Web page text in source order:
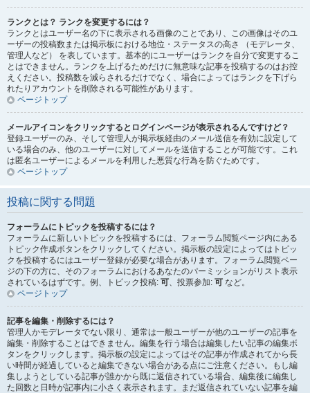
ランクとは？ ランクを変更するには？
ランクとはユーザー名の下に表示される画像のことであり、この画像はそのユ
ーザーの投稿数または掲示板における地位・ステータスの高さ （モデレータ、
管理人など） を表しています。基本的にユーザーはランクを自分で変更するこ
とはできません。ランクを上げるためだけに無意味な記事を投稿するのはお控
えください。投稿数を減らされるだけでなく、場合によってはランクを下げら
れたりアカウントを削除される可能性があります。
ページトップ
メールアイコンをクリックするとログインページが表示されるんですけど？
登録ユーザーのみ、そして管理人が掲示板経由のメール送信を有効に設定して
いる場合のみ、他のユーザーに対してメールを送信することが可能です。これ
は匿名ユーザーによるメールを利用した悪質な行為を防ぐためです。
ページトップ
投稿に関する問題
フォーラムにトピックを投稿するには？
フォーラムに新しいトピックを投稿するには、フォーラム閲覧ページ内にある
トピック作成ボタンをクリックしてください。掲示板の設定によってはトピッ
クを投稿するにはユーザー登録が必要な場合があります。フォーラム閲覧ペー
ジの下の方に、そのフォーラムにおけるあなたのパーミッションがリスト表示
されているはずです。例、トピック投稿: 可、投票参加: 可 など。
ページトップ
記事を編集・削除するには？
管理人かモデレータでない限り、通常は一般ユーザーが他のユーザーの記事を
編集・削除することはできません。編集を行う場合は編集したい記事の編集ボ
タンをクリックします。掲示板の設定によってはその記事が作成されてから長
い時間が経過していると編集できない場合がある点にご注意ください。もし編
集しようとしている記事が誰かから既に返信されている場合、編集後に編集し
た回数と日時が記事内に小さく表示されます。まだ返信されていない記事を編